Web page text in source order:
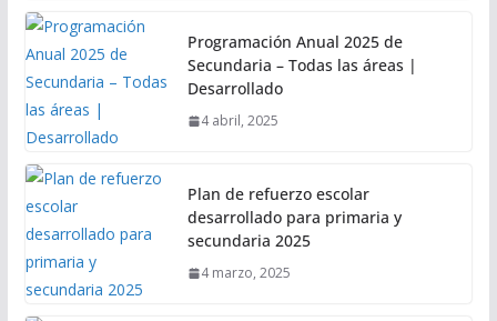
Programación Anual 2025 de
Secundaria – Todas las áreas |
Desarrollado
4 abril, 2025
Plan de refuerzo escolar
desarrollado para primaria y
secundaria 2025
4 marzo, 2025